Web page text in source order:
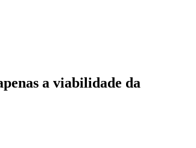
a viabilidade da